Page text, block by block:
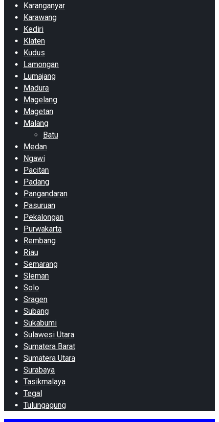
Karanganyar
Karawang
Kediri
Klaten
Kudus
Lamongan
Lumajang
Madura
Magelang
Magetan
Malang
Batu
Medan
Ngawi
Pacitan
Padang
Pangandaran
Pasuruan
Pekalongan
Purwakarta
Rembang
Riau
Semarang
Sleman
Solo
Sragen
Subang
Sukabumi
Sulawesi Utara
Sumatera Barat
Sumatera Utara
Surabaya
Tasikmalaya
Tegal
Tulungagung